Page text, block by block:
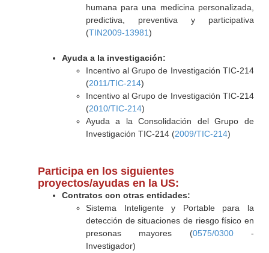
humana para una medicina personalizada,
predictiva, preventiva y participativa
(TIN2009-13981)
Ayuda a la investigación:
Incentivo al Grupo de Investigación TIC-214
(2011/TIC-214)
Incentivo al Grupo de Investigación TIC-214
(2010/TIC-214)
Ayuda a la Consolidación del Grupo de
Investigación TIC-214 (2009/TIC-214)
Participa en los siguientes
proyectos/ayudas en la US:
Contratos con otras entidades:
Sistema Inteligente y Portable para la
detección de situaciones de riesgo físico en
presonas mayores (0575/0300-
Investigador)